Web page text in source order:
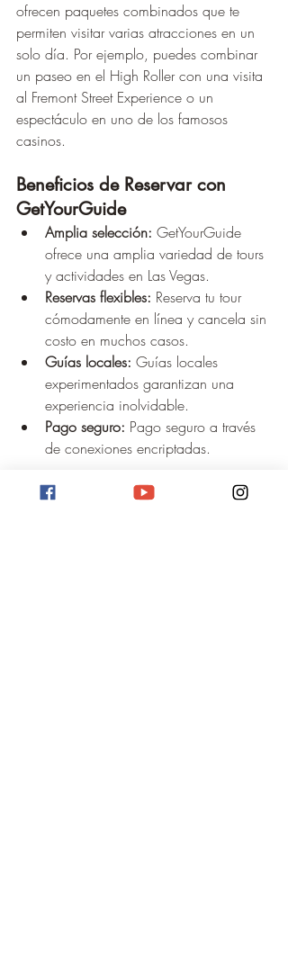
ofrecen paquetes combinados que te
permiten visitar varias atracciones en un
solo día. Por ejemplo, puedes combinar
un paseo en el High Roller con una visita
al Fremont Street Experience o un
espectáculo en uno de los famosos
casinos.
Beneficios de Reservar con
GetYourGuide
Amplia selección: GetYourGuide
ofrece una amplia variedad de tours
y actividades en Las Vegas.
Reservas flexibles: Reserva tu tour
cómodamente en línea y cancela sin
costo en muchos casos.
Guías locales: Guías locales
experimentados garantizan una
experiencia inolvidable.
Pago seguro: Pago seguro a través
de conexiones encriptadas.
Consejos para tu Tour